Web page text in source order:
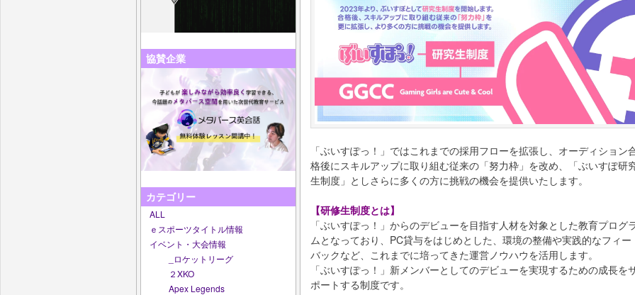
協賛企業
カテゴリー
ALL
ｅスポーツタイトル情報
イベント・大会情報
_ロケットリーグ
２XKO
Apex Legends
「ぶいすぽっ！」ではこれまでの採用フローを拡張し、オーディション
格後にスキルアップに取り組む従来の「努力枠」を改め、「ぶいすぽ研
生制度」としさらに多くの方に挑戦の機会を提供いたします。
【研修生制度とは】
「ぶいすぽっ！」からのデビューを目指す人材を対象とした教育プログ
ムとなっており、PC貸与をはじめとした、環境の整備や実践的なフィー
バックなど、これまでに培ってきた運営ノウハウを活用します。
「ぶいすぽっ！」新メンバーとしてのデビューを実現するための成長を
ポートする制度です。